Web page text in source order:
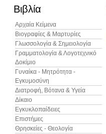
Βιβλία
Αρχαία Κείμενα
Βιογραφίες & Μαρτυρίες
Γλωσσολογία & Σημειολογία
Γραμματολογία & Λογοτεχνικό
Δοκίμιο
Γυναίκα - Μητρότητα -
Εγκυμοσύνη
Διατροφή, Βότανα & Υγεία
Δίκαιο
Εγκυκλοπαίδειες
Επιστήμες
Θρησκείες - Θεολογία